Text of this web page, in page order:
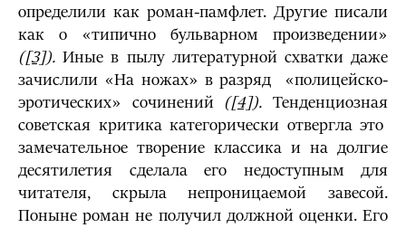
определили как роман-памфлет. Другие писали
как о «типично бульварном произведении»
([3]). Иные в пылу литературной схватки даже
зачислили «На ножах» в разряд «полицейско-
эротических» сочинений ([4]). Тенденциозная
советская критика категорически отвергла это
замечательное творение классика и на долгие
десятилетия сделала его недоступным для
читателя, скрыла непроницаемой завесой.
Поныне роман не получил должной оценки. Его